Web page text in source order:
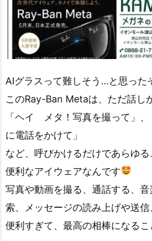
AIグラスって難しそう…と思った
このRay-Ban Metaは、ただ話し
「ヘイ メタ！写真を撮って」
に電話をかけて」
など、呼びかけるだけであらゆる
便利なアイウェアなんです
写真や動画を撮る、通話する、
索、メッセージの読み上げや送信
便利すぎて、最高の相棒になるこ